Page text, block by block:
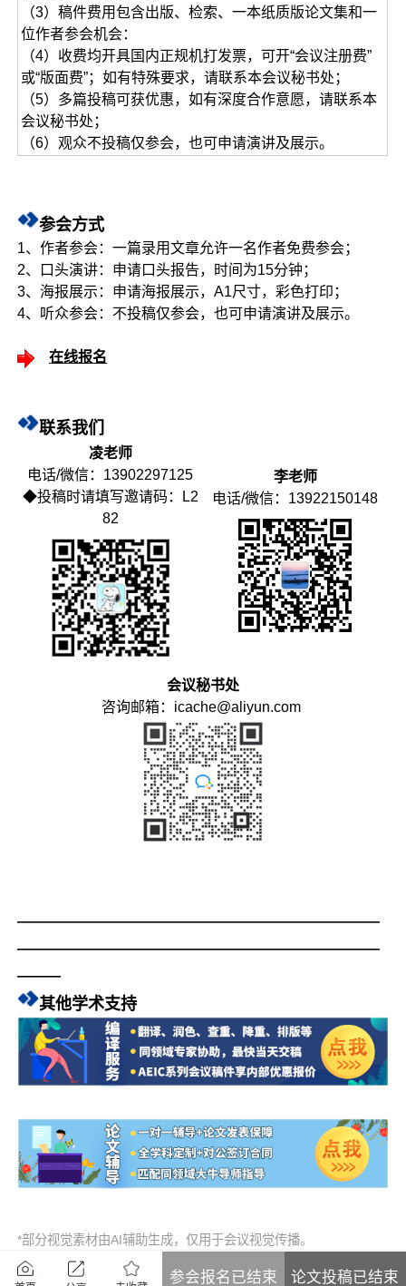
（3）稿件费用包含出版、检索、一本纸质版论文集和一
位作者参会机会：
（4）收费均开具国内正规机打发票，可开“会议注册费”
或“版面费”；如有特殊要求，请联系本会议秘书处；
（5）多篇投稿可获优惠，如有深度合作意愿，请联系本
会议秘书处；
（6）观众不投稿仅参会，也可申请演讲及展示。
参会方式
1、作者参会：一篇录用文章允许一名作者免费参会；
2、口头演讲：申请口头报告，时间为15分钟；
3、海报展示：申请海报展示，A1尺寸，彩色打印；
4、听众参会：不投稿仅参会，也可申请演讲及展示。
在线报名
联系我们
凌老师
电话/微信：13902297125
◆投稿时请填写邀请码：L2
82
李老师
电话/微信：13922150148
会议秘书处
咨询邮箱：icache@aliyun.com
—————————————————————————
—————————————————————————
———
其他学术支持
*部分视觉素材由AI辅助生成，仅用于会议视觉传播。
参会报名已结束 论文投稿已结束